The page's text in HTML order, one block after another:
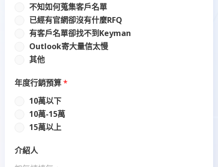
不知如何蒐集客戶名單
已經有官網卻沒有什麼RFQ
有客戶名單卻找不到Keyman
Outlook寄大量信太慢
其他
年度行銷預算*
10萬以下
10萬-15萬
15萬以上
介紹人